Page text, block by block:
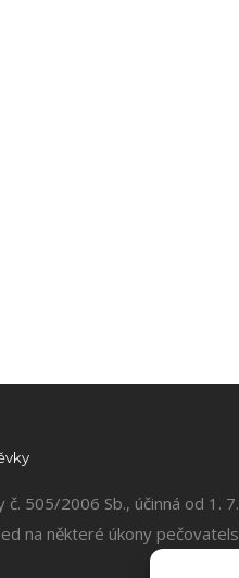
č. 505/2006 Sb., účinná od 1. 7.
na některé úkony